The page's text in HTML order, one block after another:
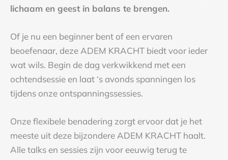
lichaam en geest in balans te brengen.
Of je nu een beginner bent of een ervaren
beoefenaar, deze ADEM KRACHT biedt voor ieder
wat wils. Begin de dag verkwikkend met een
ochtendsessie en laat ‘s avonds spanningen los
tijdens onze ontspanningssessies.
Onze flexibele benadering zorgt ervoor dat je het
meeste uit deze bijzondere ADEM KRACHT haalt.
Alle talks en sessies zijn voor eeuwig terug te